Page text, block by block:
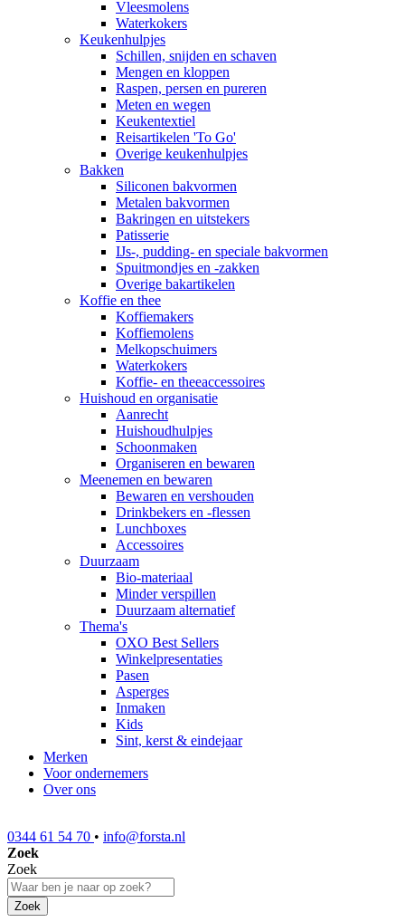
Vleesmolens
Waterkokers
Keukenhulpjes
Schillen, snijden en schaven
Mengen en kloppen
Raspen, persen en pureren
Meten en wegen
Keukentextiel
Reisartikelen 'To Go'
Overige keukenhulpjes
Bakken
Siliconen bakvormen
Metalen bakvormen
Bakringen en uitstekers
Patisserie
IJs-, pudding- en speciale bakvormen
Spuitmondjes en -zakken
Overige bakartikelen
Koffie en thee
Koffiemakers
Koffiemolens
Melkopschuimers
Waterkokers
Koffie- en theeaccessoires
Huishoud en organisatie
Aanrecht
Huishoudhulpjes
Schoonmaken
Organiseren en bewaren
Meenemen en bewaren
Bewaren en vershouden
Drinkbekers en -flessen
Lunchboxes
Accessoires
Duurzaam
Bio-materiaal
Minder verspillen
Duurzaam alternatief
Thema's
OXO Best Sellers
Winkelpresentaties
Pasen
Asperges
Inmaken
Kids
Sint, kerst & eindejaar
Merken
Voor ondernemers
Over ons
0344 61 54 70 • info@forsta.nl
Zoek
Zoek
Zoek